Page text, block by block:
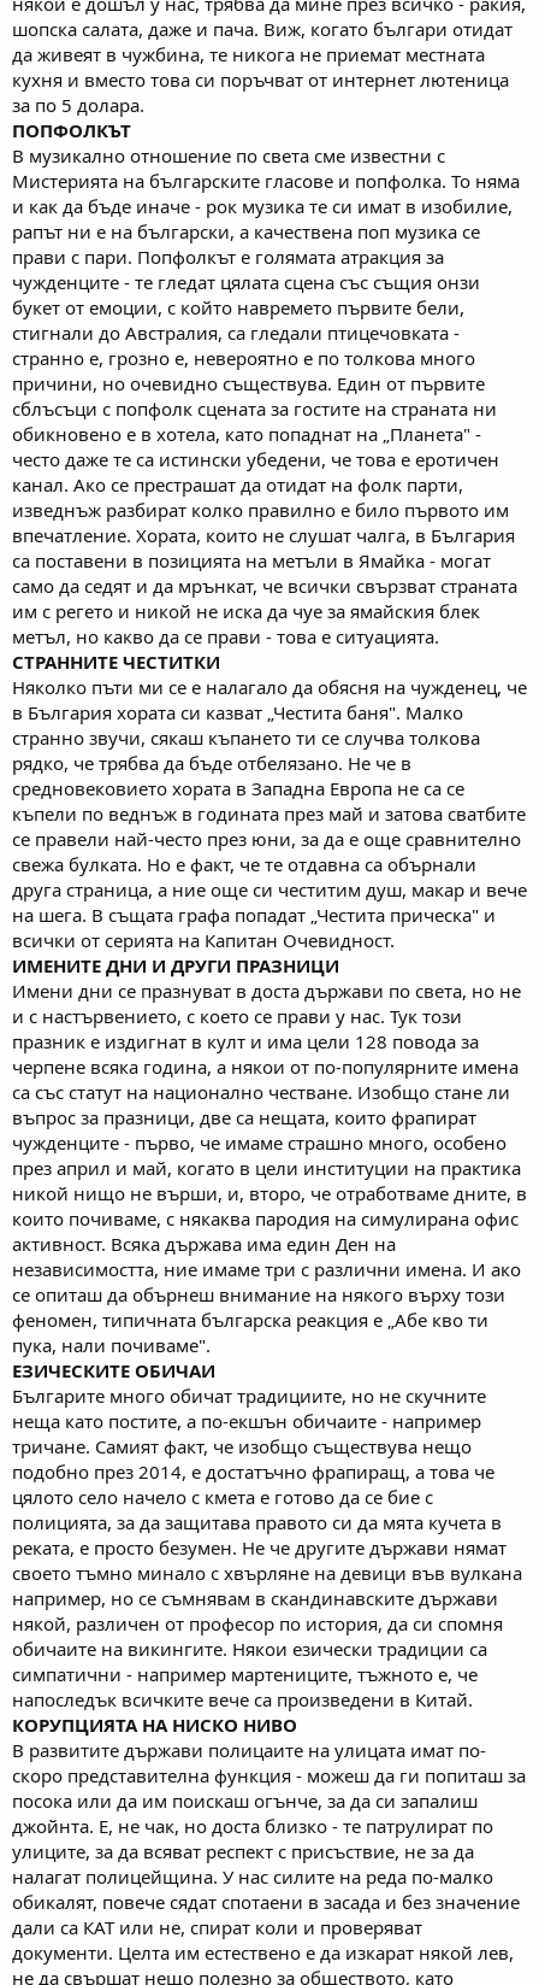
шопска салата, даже и пача. Виж, когато българи отидат
да живеят в чужбина, те никога не приемат местната
кухня и вместо това си поръчват от интернет лютеница
за по 5 долара.
ПОПФОЛКЪТ
В музикално отношение по света сме известни с
Мистерията на българските гласове и попфолка. То няма
и как да бъде иначе - рок музика те си имат в изобилие,
рапът ни е на български, а качествена поп музика се
прави с пари. Попфолкът е голямата атракция за
чужденците - те гледат цялата сцена със същия онзи
букет от емоции, с който навремето първите бели,
стигнали до Австралия, са гледали птицечовката -
странно е, грозно е, невероятно е по толкова много
причини, но очевидно съществува. Един от първите
сблъсъци с попфолк сцената за гостите на страната ни
обикновено е в хотела, като попаднат на „Планета" -
често даже те са истински убедени, че това е еротичен
канал. Ако се престрашат да отидат на фолк парти,
изведнъж разбират колко правилно е било първото им
впечатление. Хората, които не слушат чалга, в България
са поставени в позицията на метъли в Ямайка - могат
само да седят и да мрънкат, че всички свързват страната
им с регето и никой не иска да чуе за ямайския блек
метъл, но какво да се прави - това е ситуацията.
СТРАННИТЕ ЧЕСТИТКИ
Няколко пъти ми се е налагало да обясня на чужденец, че
в България хората си казват „Честита баня". Малко
странно звучи, сякаш къпането ти се случва толкова
рядко, че трябва да бъде отбелязано. Не че в
средновековието хората в Западна Европа не са се
къпели по веднъж в годината през май и затова сватбите
се правели най-често през юни, за да е още сравнително
свежа булката. Но е факт, че те отдавна са обърнали
друга страница, а ние още си честитим душ, макар и вече
на шега. В същата графа попадат „Честита прическа" и
всички от серията на Капитан Очевидност.
ИМЕНИТЕ ДНИ И ДРУГИ ПРАЗНИЦИ
Имени дни се празнуват в доста държави по света, но не
и с настървението, с което се прави у нас. Тук този
празник е издигнат в култ и има цели 128 повода за
черпене всяка година, а някои от по-популярните имена
са със статут на национално честване. Изобщо стане ли
въпрос за празници, две са нещата, които фрапират
чужденците - първо, че имаме страшно много, особено
през април и май, когато в цели институции на практика
никой нищо не върши, и, второ, че отработваме дните, в
които почиваме, с някаква пародия на симулирана офис
активност. Всяка държава има един Ден на
независимостта, ние имаме три с различни имена. И ако
се опиташ да обърнеш внимание на някого върху този
феномен, типичната българска реакция е „Абе кво ти
пука, нали почиваме".
ЕЗИЧЕСКИТЕ ОБИЧАИ
Българите много обичат традициите, но не скучните
неща като постите, а по-екшън обичаите - например
тричане. Самият факт, че изобщо съществува нещо
подобно през 2014, е достатъчно фрапиращ, а това че
цялото село начело с кмета е готово да се бие с
полицията, за да защитава правото си да мята кучета в
реката, е просто безумен. Не че другите държави нямат
своето тъмно минало с хвърляне на девици във вулкана
например, но се съмнявам в скандинавските държави
някой, различен от професор по история, да си спомня
обичаите на викингите. Някои езически традиции са
симпатични - например мартениците, тъжното е, че
напоследък всичките вече са произведени в Китай.
КОРУПЦИЯТА НА НИСКО НИВО
В развитите държави полицаите на улицата имат по-
скоро представителна функция - можеш да ги попиташ за
посока или да им поискаш огънче, за да си запалиш
джойнта. Е, не чак, но доста близко - те патрулират по
улиците, за да всяват респект с присъствие, не за да
налагат полицейщина. У нас силите на реда по-малко
обикалят, повече сядат спотаени в засада и без значение
дали са КАТ или не, спират коли и проверяват
документи. Целта им естествено е да изкарат някой лев,
не да свършат нещо полезно за обществото, като